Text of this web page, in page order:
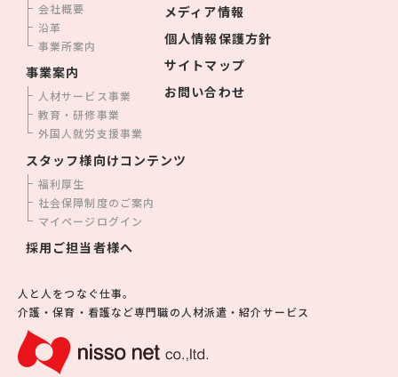
会社概要
沿革
事業所案内
事業案内
人材サービス事業
教育・研修事業
外国人就労支援事業
メディア情報
個人情報保護方針
サイトマップ
お問い合わせ
スタッフ様向けコンテンツ
福利厚生
社会保障制度のご案内
マイページログイン
採用ご担当者様へ
人と人をつなぐ仕事。
介護・保育・看護など専門職の人材派遣・紹介サービス